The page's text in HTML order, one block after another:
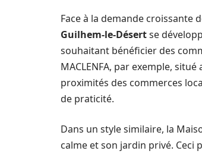
Face à la demande
Guilhem-le-Désertse
souhaitant bénéficier des
MACLENFA, par exemple,
proximités des commerces
de praticité.
Dans un style similaire, la
calme et son jardin privé.